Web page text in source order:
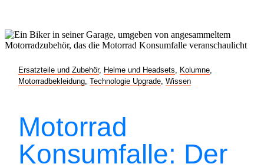
Ersatzteile und Zubehör, Helme und Headsets Kolumne
Motorradbekleidung Technologie Upgrade Wissen
Motorrad
Konsumfalle: Der